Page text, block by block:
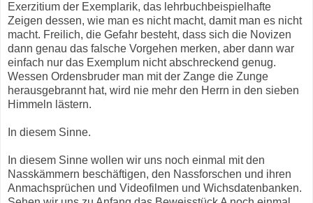
Exerzitium der Exemplarik, das lehrbuchbeispielhafte
Zeigen dessen, wie man es nicht macht, damit man es nicht
macht. Freilich, die Gefahr besteht, dass sich die Novizen
dann genau das falsche Vorgehen merken, aber dann war
einfach nur das Exemplum nicht abschreckend genug.
Wessen Ordensbruder man mit der Zange die Zunge
herausgebrannt hat, wird nie mehr den Herrn in den sieben
Himmeln lästern.
In diesem Sinne.
In diesem Sinne wollen wir uns noch einmal mit den
Nasskämmern beschäftigen, den Nassforschen und ihren
Anmachsprüchen und Videofilmen und Wichsdatenbanken.